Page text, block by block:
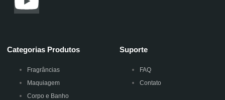
Categorias Produtos
Fragrâncias
Maquiagem
Corpo e Banho
Suporte
FAQ
Contato